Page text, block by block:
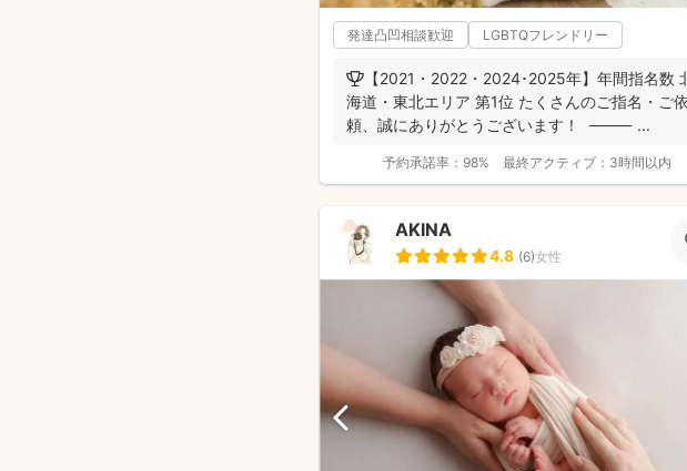
発達凸凹相談歓迎 LGBTQフレンドリー
🏆【2021・2022・2024･2025年】年間指名数
海道・東北エリア 第1位 たくさんのご指名・ご依
頼、誠にありがとうございます！ ⸻ ...
予約承諾率： 98% 最終アクティブ： 3時間以内
AKINA
4.8 (6)女性